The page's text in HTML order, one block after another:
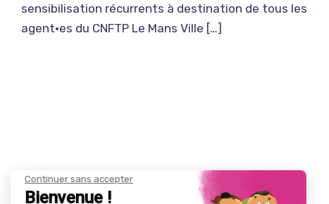
Continuer sans accepter
Bienvenue !
sensibilisation récurrents à destination de tous les
agent·es du CNFTP Le Mans Ville […]